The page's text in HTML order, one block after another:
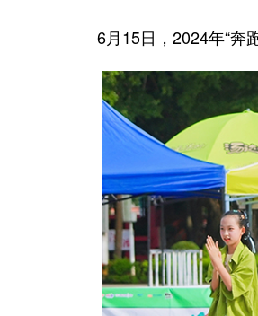
6月15日，2024年“奔跑